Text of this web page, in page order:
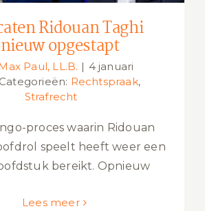
Ridouan Taghi
opgestapt
Paul, LL.B. | 4 januari
Categorieën: Rechtspraak,
Strafrecht
proces waarin Ridouan
speelt heeft weer een
bereikt. Opnieuw
Lees meer